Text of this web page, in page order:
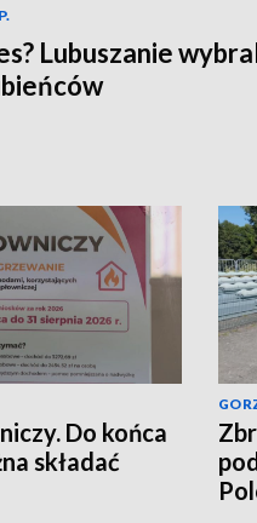
Lubuszanie
Do końca
składać